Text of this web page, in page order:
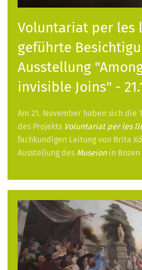
Voluntariat per les
geführte
Ausstellung
invisible Joins" -
Am 21. November haben sich die
des Projekts Voluntariat per les
fachkundigen Leitung von Brita
Ausstellung des Museionin Bozen